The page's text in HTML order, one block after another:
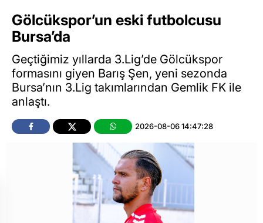
Gölcükspor’un eski futbolcusu
Bursa’da
Geçtiğimiz yıllarda 3.Lig’de Gölcükspor
formasını giyen Barış Şen, yeni sezonda
Bursa’nın 3.Lig takımlarından Gemlik FK ile
anlaştı.
2026-08-06 14:47:28